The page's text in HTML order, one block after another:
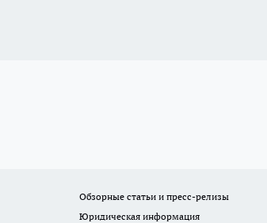
Обзорные статьи и пресс-релизы
Юридическая информация